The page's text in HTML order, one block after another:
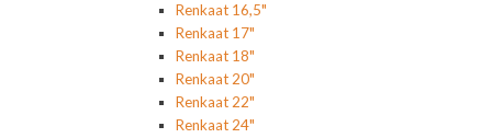
Renkaat 16,5"
Renkaat 17"
Renkaat 18"
Renkaat 20"
Renkaat 22"
Renkaat 24"